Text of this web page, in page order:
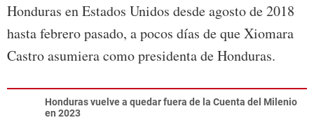
Honduras en Estados Unidos desde agosto de 2018
hasta febrero pasado, a pocos días de que Xiomara
Castro asumiera como presidenta de Honduras.
Honduras vuelve a quedar fuera de la Cuenta del Milenio
en 2023